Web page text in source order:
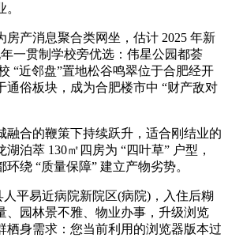
产消息聚合类网坐，估计 2025 年新
一贯制学校旁优选：伟星公园都荟
“近邻盘”置地松谷鸣翠位于合肥经开
通俗板块，成为合肥楼市中 “财产敌对
合的鞭策下持续跃升，适合刚结业的
湖泊萃 130㎡四房为 “四叶草” 户型，
绕 “质量保障” 建立产物劣势。
平易近病院新院区(病院)，入住后糊
、园林景不雅、物业办事，升级浏览
栖身需求：您当前利用的浏览器版本过